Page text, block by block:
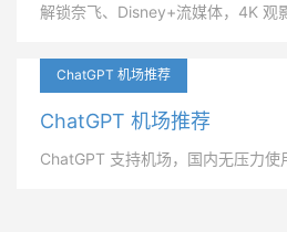
解锁奈飞、Disney+流媒体，4K 观
ChatGPT 机场推荐
ChatGPT 机场推荐
ChatGPT 支持机场，国内无压力使